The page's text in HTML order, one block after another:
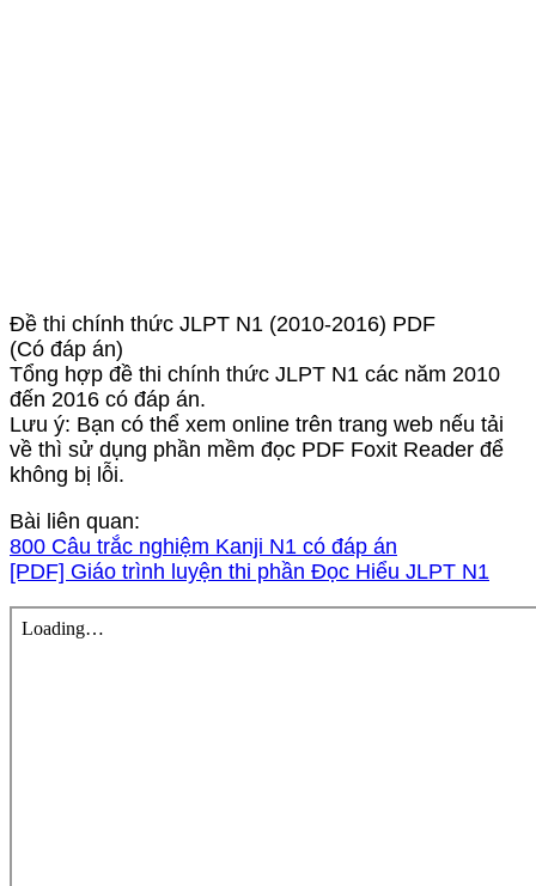
Đề thi chính thức JLPT N1 (2010-2016) PDF
(Có đáp án)
Tổng hợp đề thi chính thức JLPT N1 các năm 2010
đến 2016 có đáp án.
Lưu ý: Bạn có thể xem online trên trang web nếu tải
về thì sử dụng phần mềm đọc PDF Foxit Reader để
không bị lỗi.
Bài liên quan:
800 Câu trắc nghiệm Kanji N1 có đáp án
[PDF] Giáo trình luyện thi phần Đọc Hiểu JLPT N1